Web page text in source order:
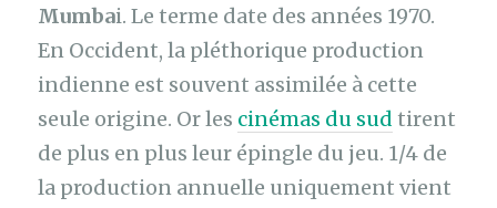
Mumbai. Le terme date des années 1970.
En Occident, la pléthorique production
indienne est souvent assimilée à cette
seule origine. Or les cinémas du sud tirent
de plus en plus leur épingle du jeu. 1/4 de
la production annuelle uniquement vient